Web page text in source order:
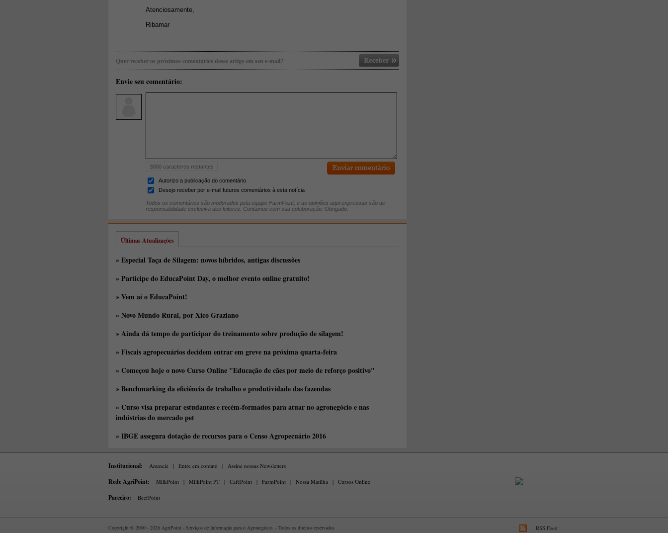
Atenciosamente,
Ribamar
Quer receber os próximos comentários desse artigo em seu e-mail?
Envie seu comentário:
3000 caracteres restantes
Autorizo a publicação do comentário
Desejo receber por e-mail futuros comentários à esta notícia
Todos os comentários são moderados pela equipe FarmPoint, e as opiniões aqui expressas são de
responsabilidade exclusiva dos leitores. Contamos com sua colaboração. Obrigado.
Últimas Atualizações
» Especial Taça de Silagem: novos híbridos, antigas discussões
» Participe do EducaPoint Day, o melhor evento online gratuito!
» Vem aí o EducaPoint!
» Novo Mundo Rural, por Xico Graziano
» Ainda dá tempo de participar do treinamento sobre produção de silagem!
» Fiscais agropecuários decidem entrar em greve na próxima quarta-feira
» Começou hoje o novo Curso Online "Educação de cães por meio de reforço positivo"
» Benchmarking da eficiência de trabalho e produtividade das fazendas
» Curso visa preparar estudantes e recém-formados para atuar no agronegócio e nas
indústrias do mercado pet
» IBGE assegura dotação de recursos para o Censo Agropecuário 2016
Institucional: Anuncie | Entre em contato | Assine nossas Newsletters
Rede AgriPoint: MilkPoint | MilkPoint PT | CaféPoint | FarmPoint | Nossa Matilha | Cursos Online
Parceiro: BeefPoint
Copyright © 2000 - 2026 AgriPoint - Serviços de Informação para o Agronegócio. - Todos os direitos reservados
RSS Feed